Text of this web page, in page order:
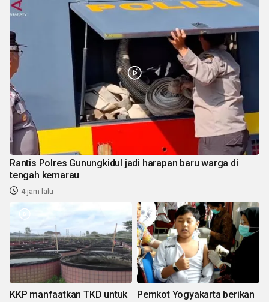
Rantis Polres Gunungkidul jadi harapan baru warga di
tengah kemarau
4 jam lalu
KKP manfaatkan TKD untuk
Pemkot Yogyakarta berikan